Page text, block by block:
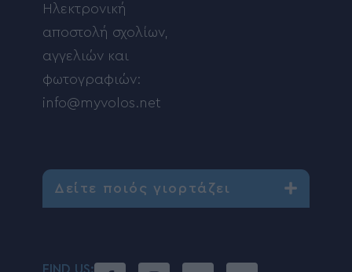
Ηλεκτρονική
αποστολή σχολίων,
αγγελιών και
φωτογραφιών:
info@myvolos.net
Δείτε ποιός γιορτάζει
FIND US: